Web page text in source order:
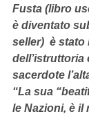
Fusta (libro
è diventato
seller)  è
dell’istruttoria
sacerdote
“La sua
le Nazioni, è il